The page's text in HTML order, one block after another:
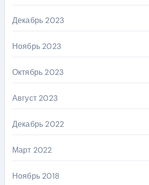
Декабрь 2023
Ноябрь 2023
Октябрь 2023
Август 2023
Декабрь 2022
Март 2022
Ноябрь 2018